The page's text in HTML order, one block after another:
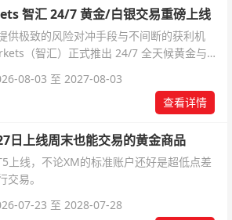
智汇 24/7 黄金/白银交易重磅上线
供极致的风险对冲手段与不间断的获利机
（智汇）正式推出 24/7 全天候黄金与白
为您详细拆解本次升级的核心交易品种、杠
件及交易细则。
08-03 至 2027-08-03
查看详情
日上线周末也能交易的黄金商品
上线，不论XM的标准账户还好是超低点差
交易。
07-23 至 2028-07-28